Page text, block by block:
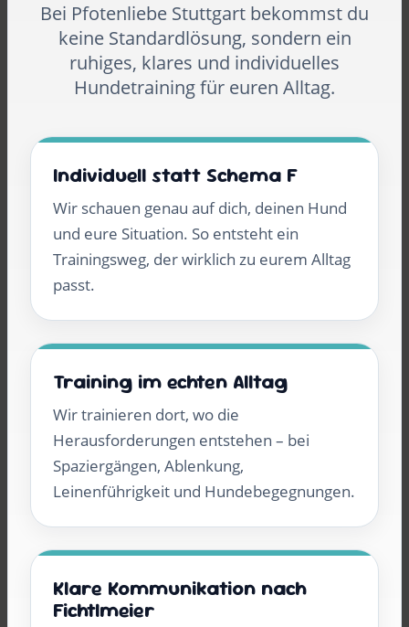
Bei Pfotenliebe Stuttgart bekommst du
keine Standardlösung, sondern ein
ruhiges, klares und individuelles
Hundetraining für euren Alltag.
Individuell statt Schema F
Wir schauen genau auf dich, deinen Hund
und eure Situation. So entsteht ein
Trainingsweg, der wirklich zu eurem Alltag
passt.
Training im echten Alltag
Wir trainieren dort, wo die
Herausforderungen entstehen – bei
Spaziergängen, Ablenkung,
Leinenführigkeit und Hundebegegnungen.
Klare Kommunikation nach
Fichtlmeier